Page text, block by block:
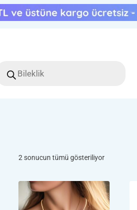
search
2 sonucun tümü gösteriliyorPopülerliğe
sıralandı